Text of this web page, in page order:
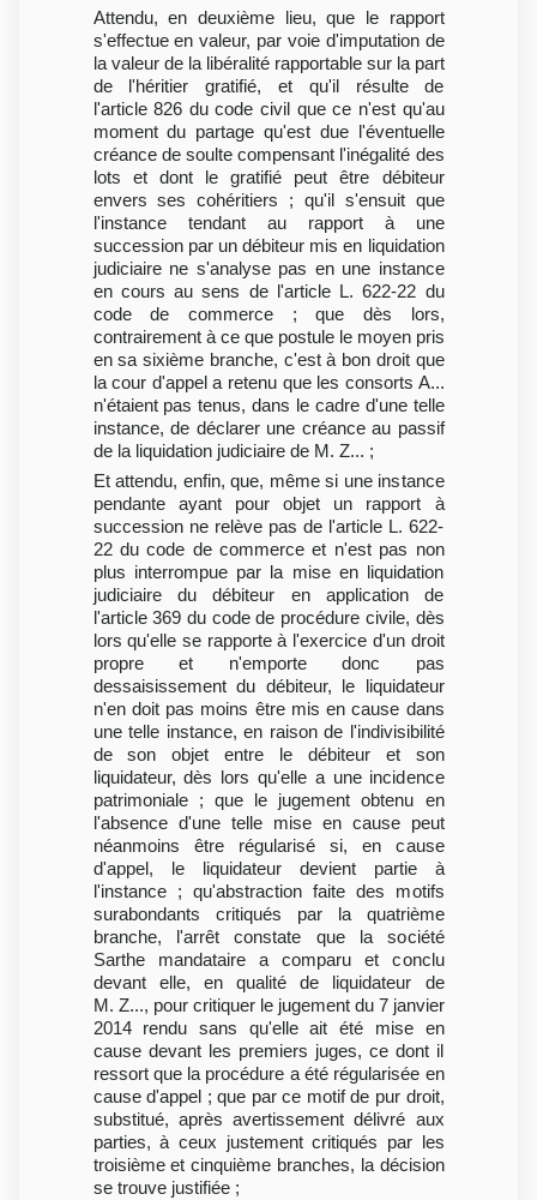
Attendu, en deuxième lieu, que le rapport
s'effectue en valeur, par voie d'imputation de
la valeur de la libéralité rapportable sur la part
de l'héritier gratifié, et qu'il résulte de
l'article 826 du code civil que ce n'est qu'au
moment du partage qu'est due l'éventuelle
créance de soulte compensant l'inégalité des
lots et dont le gratifié peut être débiteur
envers ses cohéritiers ; qu'il s'ensuit que
l'instance tendant au rapport à une
succession par un débiteur mis en liquidation
judiciaire ne s'analyse pas en une instance
en cours au sens de l'article L. 622-22 du
code de commerce ; que dès lors,
contrairement à ce que postule le moyen pris
en sa sixième branche, c'est à bon droit que
la cour d'appel a retenu que les consorts A...
n'étaient pas tenus, dans le cadre d'une telle
instance, de déclarer une créance au passif
de la liquidation judiciaire de M. Z... ;
Et attendu, enfin, que, même si une instance
pendante ayant pour objet un rapport à
succession ne relève pas de l'article L. 622-
22 du code de commerce et n'est pas non
plus interrompue par la mise en liquidation
judiciaire du débiteur en application de
l'article 369 du code de procédure civile, dès
lors qu'elle se rapporte à l'exercice d'un droit
propre et n'emporte donc pas
dessaisissement du débiteur, le liquidateur
n'en doit pas moins être mis en cause dans
une telle instance, en raison de l'indivisibilité
de son objet entre le débiteur et son
liquidateur, dès lors qu'elle a une incidence
patrimoniale ; que le jugement obtenu en
l'absence d'une telle mise en cause peut
néanmoins être régularisé si, en cause
d'appel, le liquidateur devient partie à
l'instance ; qu'abstraction faite des motifs
surabondants critiqués par la quatrième
branche, l'arrêt constate que la société
Sarthe mandataire a comparu et conclu
devant elle, en qualité de liquidateur de
M. Z..., pour critiquer le jugement du 7 janvier
2014 rendu sans qu'elle ait été mise en
cause devant les premiers juges, ce dont il
ressort que la procédure a été régularisée en
cause d'appel ; que par ce motif de pur droit,
substitué, après avertissement délivré aux
parties, à ceux justement critiqués par les
troisième et cinquième branches, la décision
se trouve justifiée ;